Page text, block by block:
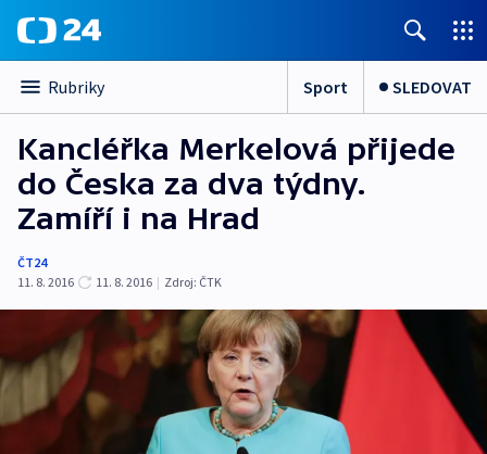
Rubriky Sport SLEDOVAT
Kancléřka Merkelová přijede
do Česka za dva týdny.
Zamíří i na Hrad
ČT24
11. 8. 2016
11. 8. 2016 | Zdroj: ČTK